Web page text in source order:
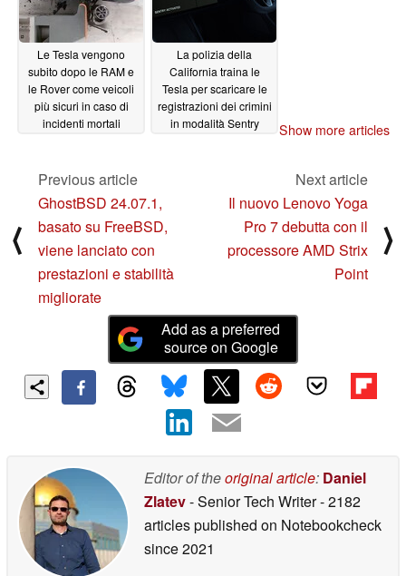
09/03/2024
Le Tesla vengono
subito dopo le RAM e
le Rover come veicoli
più sicuri in caso di
incidenti mortali
La polizia della
California traina le
Tesla per scaricare le
registrazioni dei crimini
in modalità Sentry
Show more articles
⟨
Previous article
GhostBSD 24.07.1,
basato su FreeBSD,
viene lanciato con
prestazioni e stabilità
migliorate
Next article
Il nuovo Lenovo Yoga
Pro 7 debutta con il
processore AMD Strix
Point
⟩
Add as a preferred
source on Google
Editor of theoriginal article: Daniel
Zlatev- Senior Tech Writer- 2182
articles published on Notebookcheck
since 2021